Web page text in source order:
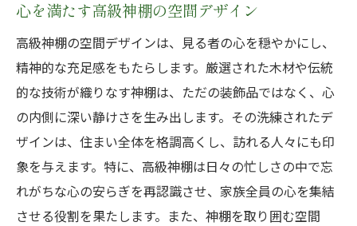
心を満たす高級神棚の空間デザイン
高級神棚の空間デザインは、見る者の心を穏やかにし、
精神的な充足感をもたらします。厳選された木材や伝統
的な技術が織りなす神棚は、ただの装飾品ではなく、心
の内側に深い静けさを生み出します。その洗練されたデ
ザインは、住まい全体を格調高くし、訪れる人々にも印
象を与えます。特に、高級神棚は日々の忙しさの中で忘
れがちな心の安らぎを再認識させ、家族全員の心を集結
させる役割を果たします。また、神棚を取り囲む空間